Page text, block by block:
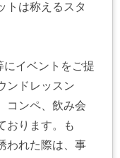
トは称えるスタ
にイベントをご提
ンドレッスン
コンペ、飲み会
おります。も
われた際は、事